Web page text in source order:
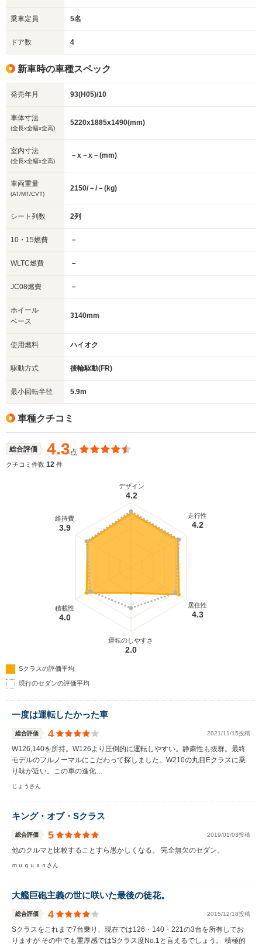
乗車定員 5名
ドア数 4
新車時の車種スペック
発売年月 93(H05)/10
車体寸法
(全長x全幅x全高)
5220x1885x1490(mm)
室内寸法
(全長x全幅x全高)
－x－x－(mm)
車両重量
(AT/MT/CVT)
2150/－/－(kg)
シート列数 2列
10・15燃費 －
WLTC燃費 －
JC08燃費 －
ホイール
ベース
3140mm
使用燃料 ハイオク
駆動方式 後輪駆動(FR)
最小回転半径 5.9m
車種クチコミ
総合評価 4.3点
クチコミ件数 12 件
デザイン
4.2
走行性
4.2
居住性
4.3
運転のしやすさ
2.0
積載性
4.0
維持費
3.9
Sクラスの評価平均
現行のセダンの評価平均
一度は運転したかった車
総合評価 4 2021/11/15投稿
W126,140を所持。W126より圧倒的に運転しやすい。静粛性も抜群。最終
モデルのフルノーマルにこだわって探しました。W210の丸目Eクラスに乗
り味が近い。この車の進化…
じょうさん
キング・オブ・Sクラス
総合評価 5 2019/01/03投稿
他のクルマと比較することすら愚かしくなる。 完全無欠のセダン。
ｍｕｑｕａｎさん
大艦巨砲主義の世に咲いた最後の徒花。
総合評価 4 2015/12/18投稿
Sクラスをこれまで7台乗り、現在では126・140・221の3台を所有してお
りますが その中でも重厚感ではSクラス度No.1と言えるでしょう。 積極的